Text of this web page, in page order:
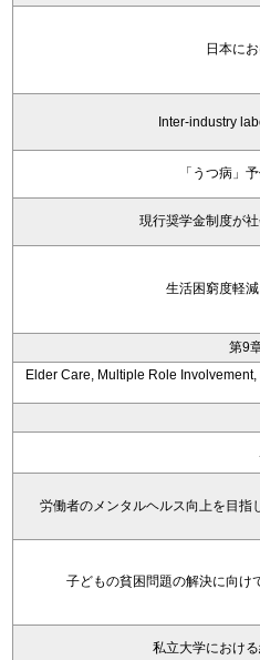
日本に
Inter-industry
「うつ病」
現行奨学金制度が
生活困窮度軽
第9
Elder Care, Multiple Role
労働者のメンタルヘルス向上を目
子どもの貧困問題の解決に向
私立大学におけ